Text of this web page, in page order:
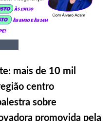
mais de 10 mil
centro
sobre
promovida pela